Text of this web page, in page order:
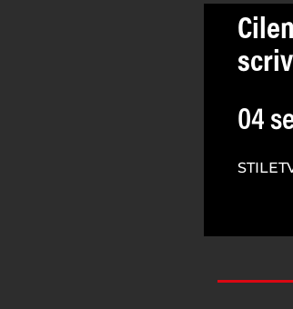
04